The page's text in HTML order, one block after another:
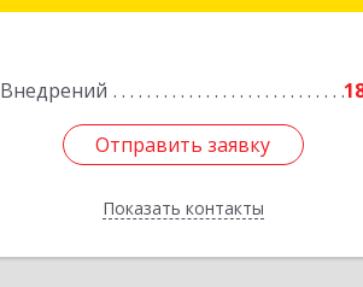
Внедрений
Отправить заявку
Показать контакты
Отправить заявку
Назад